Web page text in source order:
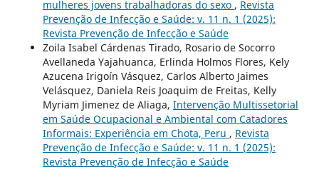
mulheres jovens trabalhadoras do sexo , Revista
Prevenção de Infecção e Saúde: v. 11 n. 1 (2025):
Revista Prevenção de Infecção e Saúde
Zoila Isabel Cárdenas Tirado, Rosario de Socorro
Avellaneda Yajahuanca, Erlinda Holmos Flores, Kely
Azucena Irigoín Vásquez, Carlos Alberto Jaimes
Velásquez, Daniela Reis Joaquim de Freitas, Kelly
Myriam Jimenez de Aliaga, Intervenção Multissetorial
em Saúde Ocupacional e Ambiental com Catadores
Informais: Experiência em Chota, Peru , Revista
Prevenção de Infecção e Saúde: v. 11 n. 1 (2025):
Revista Prevenção de Infecção e Saúde